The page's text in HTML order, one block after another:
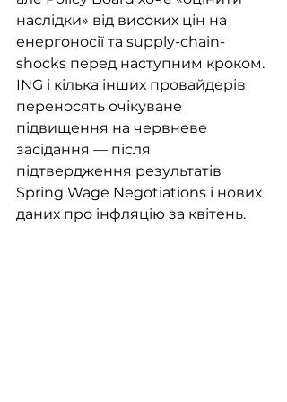
наслідки» від високих цін на
енергоносії та supply-chain-
shocks перед наступним кроком.
ING і кілька інших провайдерів
переносять очікуване
підвищення на червневе
засідання — після
підтвердження результатів
Spring Wage Negotiations і нових
даних про інфляцію за квітень.